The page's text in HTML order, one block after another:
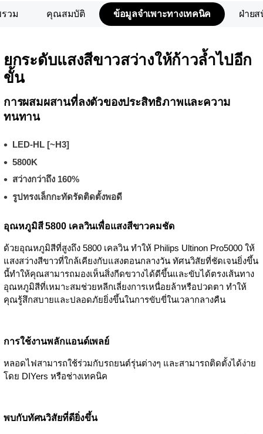
วม คุณสมบัติ ข้อมูลจำเพาะทางเทคนิค ฝ่าย
ยกระดับแสงสีขาวสว่างให้ก้าวล้ำไปอีก
ขั้น
การผสมผสานที่ลงตัวของประสิทธิภาพและความ
ทนทาน
LED-HL [~H3]
5800K
สว่างกว่าถึง 160%
รูปทรงเล็กกะทัดรัดติดตั้งพอดี
อุณหภูมิสี 5800 เคลวินเพื่อแสงสีขาวคมชัด
ด้วยอุณหภูมิสีที่สูงถึง 5800 เคลวิน ทำให้ Philips Ultinon Pro5000 ให้
แสงสว่างสีขาวที่ใกล้เคียงกับแสงตอนกลางวัน ทัศนวิสัยที่ชัดเจนยิ่งขึ้น
นี้ทำให้คุณสามารถมองเห็นสิ่งกีดขวางได้ดีขึ้นและขับได้ตรงเส้นทาง
อุณหภูมิสีที่เหมาะสมช่วยหลีกเลี่ยงการเหนื่อยล้าหรือปวดตา ทำให้
คุณรู้สึกสบายและปลอดภัยยิ่งขึ้นในการขับขี่ในเวลากลางคืน
การใช้งานพลักแอนด์เพลย์
หลอดไฟสามารถใช้ร่วมกับรถยนต์รุ่นต่างๆ และสามารถติดตั้งได้ง่าย
โดย DIYers หรือช่างเทคนิค
พบกับทัศนวิสัยที่ดียิ่งขึ้น